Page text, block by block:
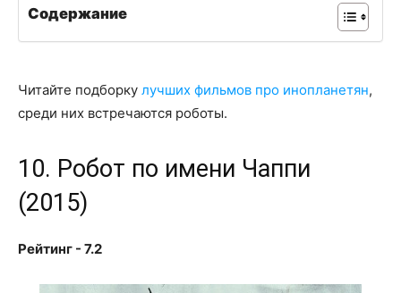
Содержание
Читайте подборку лучших фильмов про инопланетян,
среди них встречаются роботы.
10. Робот по имени Чаппи
(2015)
Рейтинг - 7.2